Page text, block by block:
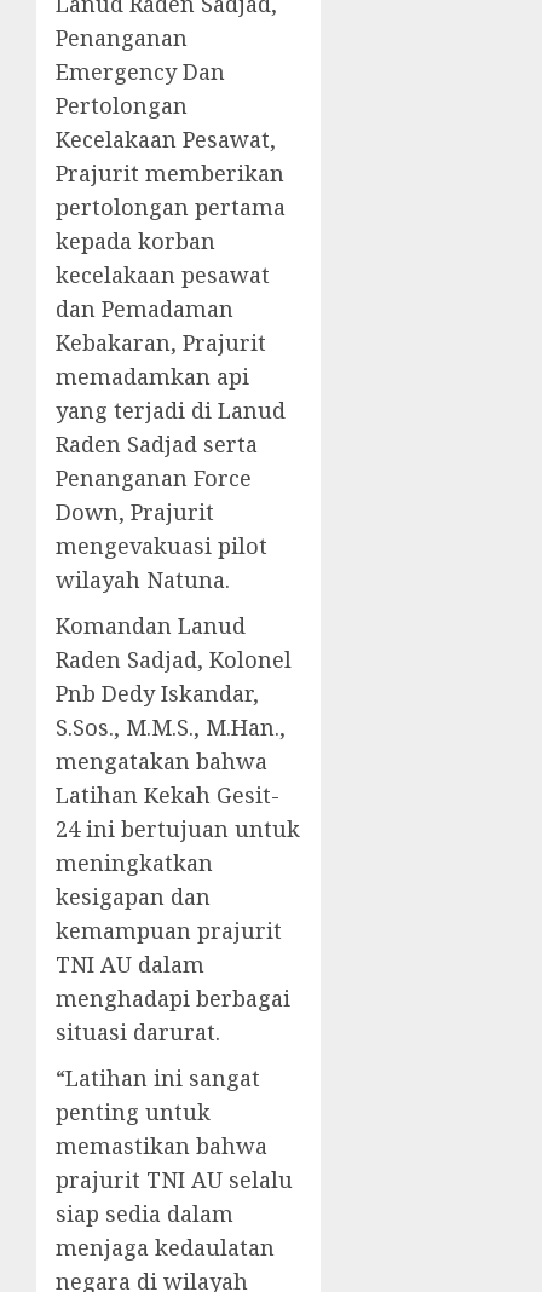
Penanganan
Emergency Dan
Pertolongan
Kecelakaan Pesawat,
Prajurit memberikan
pertolongan pertama
kepada korban
kecelakaan pesawat
dan Pemadaman
Kebakaran, Prajurit
memadamkan api
yang terjadi di Lanud
Raden Sadjad serta
Penanganan Force
Down, Prajurit
mengevakuasi pilot
wilayah Natuna.
Komandan Lanud
Raden Sadjad, Kolonel
Pnb Dedy Iskandar,
S.Sos., M.M.S., M.Han.,
mengatakan bahwa
Latihan Kekah Gesit-
24 ini bertujuan untuk
meningkatkan
kesigapan dan
kemampuan prajurit
TNI AU dalam
menghadapi berbagai
situasi darurat.
“Latihan ini sangat
penting untuk
memastikan bahwa
prajurit TNI AU selalu
siap sedia dalam
menjaga kedaulatan
negara di wilayah